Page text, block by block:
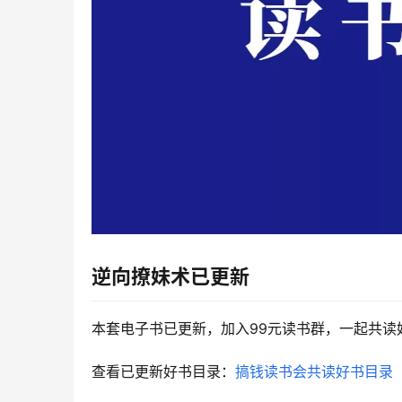
逆向撩妹术已更新
本套电子书已更新，加入99元读书群，一起共读
查看已更新好书目录： 搞钱读书会共读好书目录